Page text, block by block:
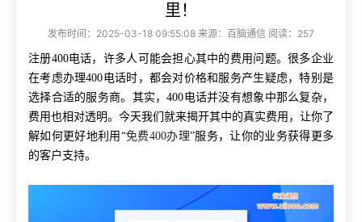
里！
发布时间：2025-03-18 09:55:08 来源：百脑通信 阅读：257
注册400电话，许多人可能会担心其中的费用问题。很多企业
在考虑办理400电话时，都会对价格和服务产生疑虑，特别是
选择合适的服务商。其实，400电话并没有想象中那么复杂，
费用也相对透明。今天我们就来揭开其中的真实费用，让你了
解如何更好地利用“免费400办理”服务，让你的业务获得更多
的客户支持。